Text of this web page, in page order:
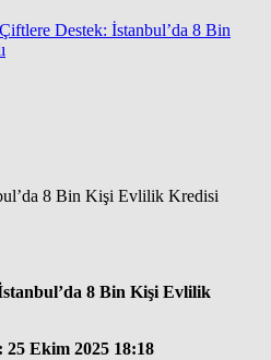
Destek: İstanbul’da 8 Bin
8 Bin Kişi Evlilik
25 Ekim 2025 18:18